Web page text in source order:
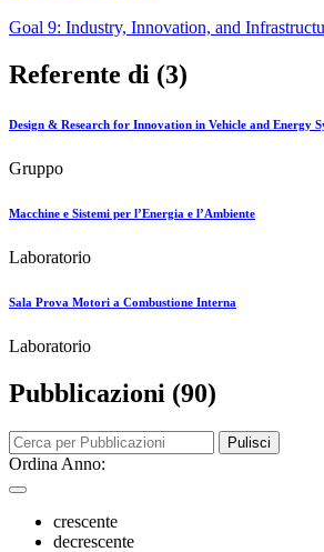
Goal 9: Industry, Innovation, and
Referente di (3)
Design & Research for Innovation in Vehicle and Energy
Gruppo
Macchine e Sistemi per l’Energia e l’Ambiente
Laboratorio
Sala Prova Motori a Combustione Interna
Laboratorio
Pubblicazioni (90)
Pulisci
Ordina Anno:
crescente
decrescente